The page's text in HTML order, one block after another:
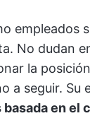
empleados
No dudan
la
a seguir. Su
en el